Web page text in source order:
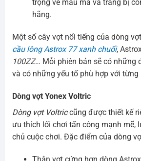
trọng về mẫu mã và trang bị
hãng.
Một số cây vợt nổi tiếng của dòng
cầu lông Astrox 77 xanh chuối,
100ZZ… Mỗi phiên bản sẽ có những
và có những yếu tố phù hợp với từng
Dòng vợt Yonex Voltric
Dòng vợt Voltriccũng được thiết kế
ưu thích lối chơi tấn công mạnh mẽ,
chủ cuộc chơi. Đặc điểm của dòng
Thân vợt cứng hơn dòng